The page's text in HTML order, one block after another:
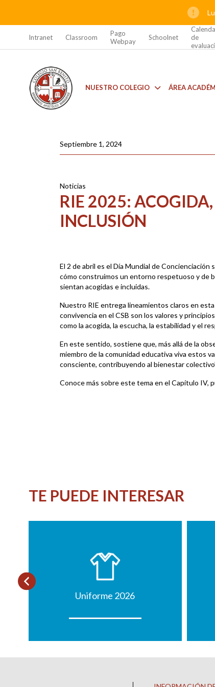
Intranet Classroom
Pago
Webpay
Schoolnet
de
NUESTRO COLEGIO ÁREA
Septiembre 1, 2024
Noticias
RIE 2025: ACOGIDA,
INCLUSIÓN
El 2 de abril es el Día Mundial de
cómo construimos un entorno respetuoso y de
sientan acogidas e incluidas.
Nuestro RIE entrega lineamientos claros en
convivencia en el CSB son los valores y
como la acogida, la escucha, la estabilidad y el
En este sentido, sostiene que, más allá de la
miembro de la comunidad educativa viva estos
consciente, contribuyendo al bienestar
Conoce más sobre este tema en el Capítulo IV,
TE PUEDE INTERESAR
Uniforme 2026